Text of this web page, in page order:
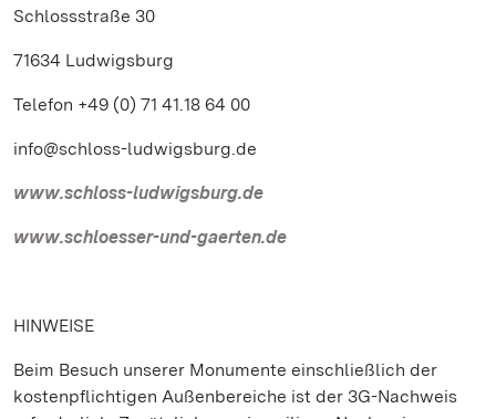
Schlossstraße 30
71634 Ludwigsburg
Telefon +49 (0) 71 41.18 64 00
info@schloss-ludwigsburg.de
www.schloss-ludwigsburg.de
www.schloesser-und-gaerten.de
HINWEISE
Beim Besuch unserer Monumente einschließlich der
kostenpflichtigen Außenbereiche ist der 3G-Nachweis